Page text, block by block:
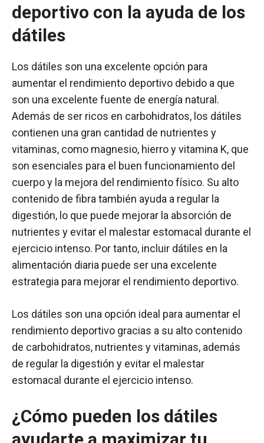
deportivo con la ayuda de los
dátiles
Los dátiles son una excelente opción para
aumentar el rendimiento deportivo debido a que
son una excelente fuente de energía natural.
Además de ser ricos en carbohidratos, los dátiles
contienen una gran cantidad de nutrientes y
vitaminas, como magnesio, hierro y vitamina K, que
son esenciales para el buen funcionamiento del
cuerpo y la mejora del rendimiento físico. Su alto
contenido de fibra también ayuda a regular la
digestión, lo que puede mejorar la absorción de
nutrientes y evitar el malestar estomacal durante el
ejercicio intenso. Por tanto, incluir dátiles en la
alimentación diaria puede ser una excelente
estrategia para mejorar el rendimiento deportivo.
Los dátiles son una opción ideal para aumentar el
rendimiento deportivo gracias a su alto contenido
de carbohidratos, nutrientes y vitaminas, además
de regular la digestión y evitar el malestar
estomacal durante el ejercicio intenso.
¿Cómo pueden los dátiles